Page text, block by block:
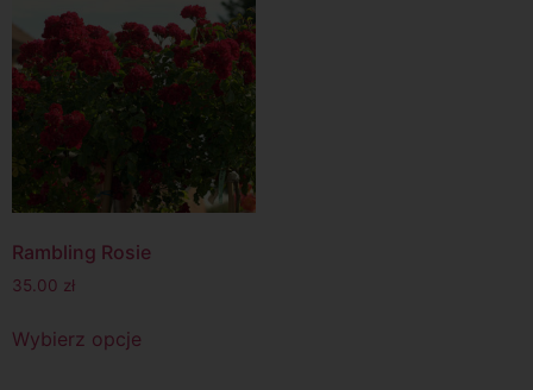
Rambling Rosie
35.00 zł
Wybierz opcje